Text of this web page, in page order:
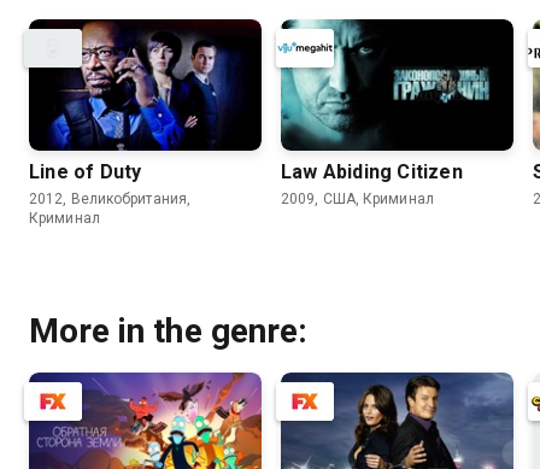
Line of Duty
2012, Великобритания,
Криминал
Law Abiding Citizen
2009, США, Криминал
More in the genre: